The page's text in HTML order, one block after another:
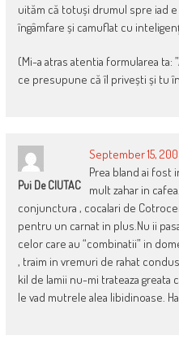
uităm că totuși drumul spre iad
îngâmfare și camuflat cu
(Mi-a atras atentia formularea ta:
ce presupune că îl privești și tu
Pui De CIUTAC
September 15,
Prea bland ai fost
mult zahar in
conjunctura , cocalari de
pentru un carnat in plus.Nu ii
celor care au “combinatii” in
, traim in vremuri de rahat
kil de lamii nu-mi trateaza greata
le vad mutrele alea libidinoase.